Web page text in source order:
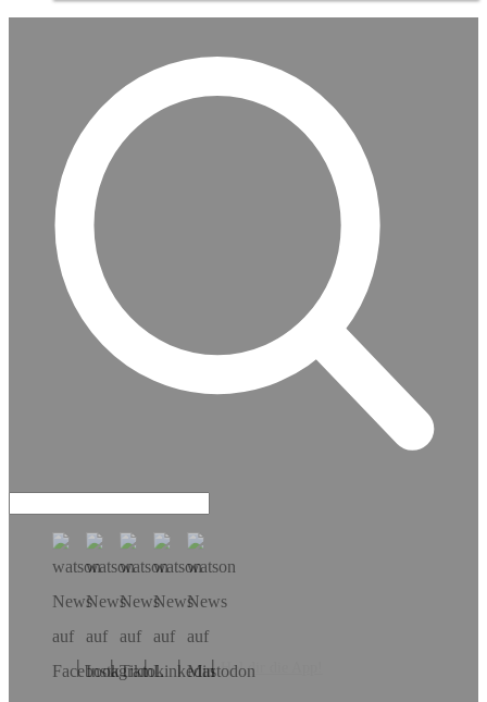
Hol dir die App!